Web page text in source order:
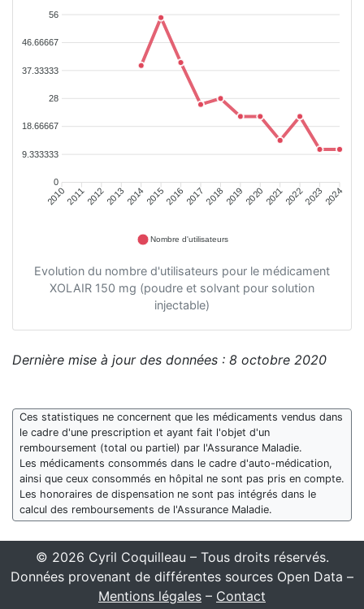
56
46.66667
37.33333
28
18.66667
9.333333
0
201020112012201320142015201620172018201920202021202220232024
Nombre d'utilisateurs
Evolution du nombre d'utilisateurs pour le médicament
XOLAIR 150 mg (poudre et solvant pour solution
injectable)
Dernière mise à jour des données : 8 octobre 2020
Ces statistiques ne concernent que les médicaments vendus dans
le cadre d'une prescription et ayant fait l'objet d'un
remboursement (total ou partiel) par l'Assurance Maladie.
Les médicaments consommés dans le cadre d'auto-médication,
ainsi que ceux consommés en hôpital ne sont pas pris en compte.
Les honoraires de dispensation ne sont pas intégrés dans le
calcul des remboursements de l'Assurance Maladie.
© 2026 Cyril Coquilleau – Tous droits réservés.
Données provenant de différentes sources Open Data –
Mentions légales – Contact